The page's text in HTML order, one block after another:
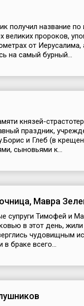
получил название по
великих пророков,
от Иерусалима,
на самый бурный...
князей-
праздник,
и Глеб (в
сыновьями к...
Мавра
супруги Тимофей и
в этот день,
чудовищным
браке всего...